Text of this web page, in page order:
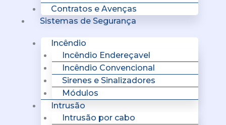
Contratos e Avenças
Sistemas de Segurança
Incêndio
Incêndio Endereçavel
Incêndio Convencional
Sirenes e Sinalizadores
Módulos
Intrusão
Intrusão por cabo